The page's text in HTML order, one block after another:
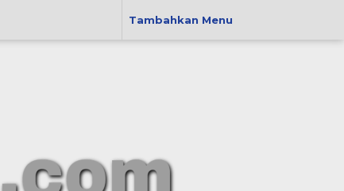
Tambahkan Menu